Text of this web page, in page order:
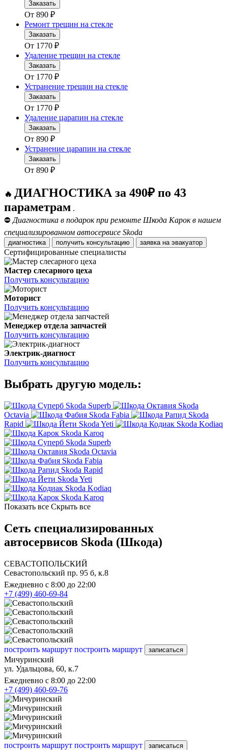
Заказать
От 890 ₽
Ремонт трещин на стекле
Заказать
От 1770 ₽
Удаление трещин на стекле
Заказать
От 1770 ₽
Устранение трещин на стекле
Заказать
От 1770 ₽
Удаление царапин на стекле
Заказать
От 890 ₽
Устранение царапин на стекле
Заказать
От 890 ₽
🔥 ДИАГНОСТИКА за 490₽ по 43
параметрам .
⛔ Диагностика в подарок при ремонте Шкода Карок в нашем
специализированном автосервисе Skoda
диагностика получить консультацию заявка на эвакуатор
Сертифицированные специалисты
Мастер слесарного цеха
Получить консультацию
Моторист
Получить консультацию
Менеджер отдела запчастей
Получить консультацию
Электрик-диагност
Получить консультацию
Выбрать другую модель:
Skoda Superb
Skoda
Octavia
Skoda Fabia
Skoda
Rapid
Skoda Yeti
Skoda Kodiaq
Skoda Karoq
Skoda Superb
Skoda Octavia
Skoda Fabia
Skoda Rapid
Skoda Yeti
Skoda Kodiaq
Skoda Karoq
Показать все Скрыть все
Сеть специализированных
автосервисов Skoda (Шкода)
СЕВАСТОПОЛЬСКИЙ
Севастопольский пр. 95 б, к.8
Ежедневно с 8:00 до 22:00
+7 (499) 460-69-84
построить маршрут построить маршрут записаться
Мичуринский
ул. Удальцова, 60, к.7
Ежедневно с 8:00 до 22:00
+7 (499) 460-69-76
построить маршрут построить маршрут записаться